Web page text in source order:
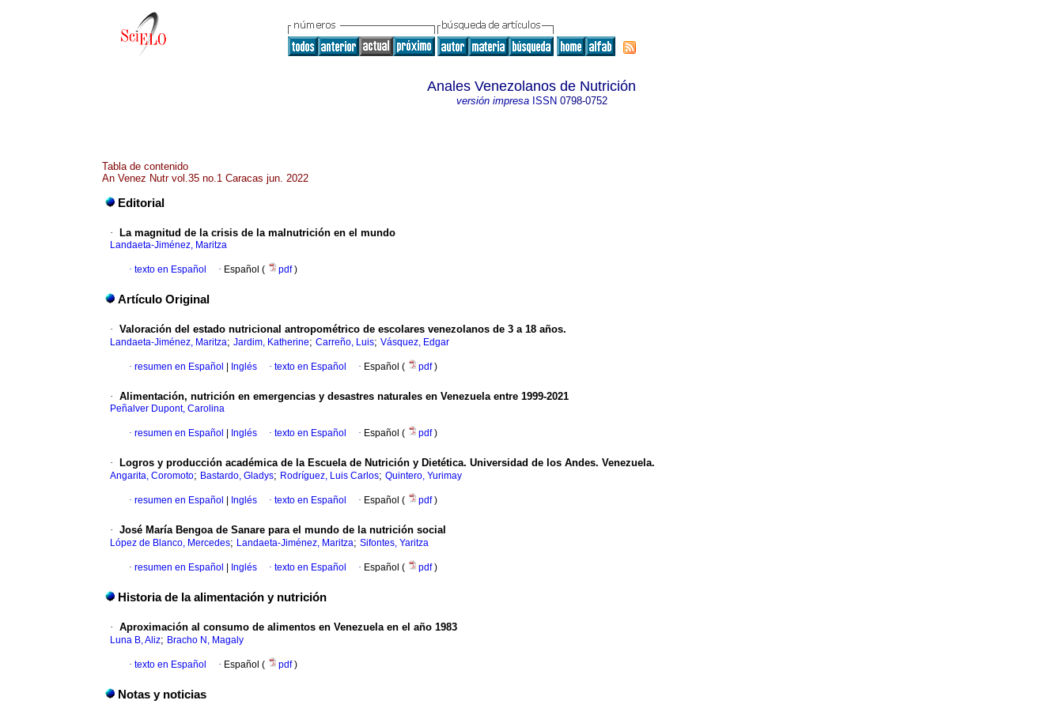
Anales Venezolanos de Nutrición
versión impresaISSN 0798-0752
Tabla de contenido
An Venez Nutr vol.35 no.1 Caracas jun. 2022
Editorial
· La magnitud de la crisis de la malnutrición en el mundo
Landaeta-Jiménez, Maritza
· texto en Español · Español ( pdf)
Artículo Original
· Valoración del estado nutricional antropométrico de escolares venezolanos de 3 a 18 años.
Landaeta-Jiménez, Maritza; Jardim, Katherine; Carreño, Luis; Vásquez, Edgar
· resumen en Español Inglés · texto en Español · Español ( pdf)
· Alimentación, nutrición en emergencias y desastres naturales en Venezuela entre 1999-2021
Peñalver Dupont, Carolina
· resumen en Español Inglés · texto en Español · Español ( pdf)
· Logros y producción académica de la Escuela de Nutrición y Dietética. Universidad de los Andes. Venezuela.
Angarita, Coromoto; Bastardo, Gladys; Rodríguez, Luis Carlos; Quintero, Yurimay
· resumen en Español Inglés · texto en Español · Español ( pdf)
· José María Bengoa de Sanare para el mundo de la nutrición social
López de Blanco, Mercedes; Landaeta-Jiménez, Maritza; Sifontes, Yaritza
· resumen en Español Inglés · texto en Español · Español ( pdf)
Historia de la alimentación y nutrición
· Aproximación al consumo de alimentos en Venezuela en el año 1983
Luna B, Aliz; Bracho N, Magaly
· texto en Español · Español ( pdf)
Notas y noticias